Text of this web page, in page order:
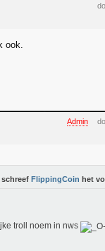
ook.
Admin
schreef FlippingCoin het
troll noem in nws